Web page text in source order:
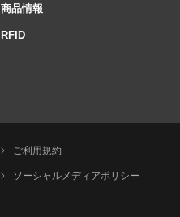
商品情報
RFID
ご利用規約
ソーシャルメディアポリシー